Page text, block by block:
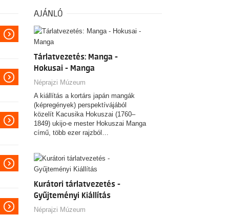
AJÁNLÓ
Tárlatvezetés: Manga -
Hokusai - Manga
Néprajzi Múzeum
A kiállítás a kortárs japán mangák
(képregények) perspektívájából
közelít Kacusika Hokuszai (1760–
1849) ukijo-e mester Hokuszai Manga
című, több ezer rajzból…
Kurátori tárlatvezetés -
Gyűjteményi Kiállítás
Néprajzi Múzeum